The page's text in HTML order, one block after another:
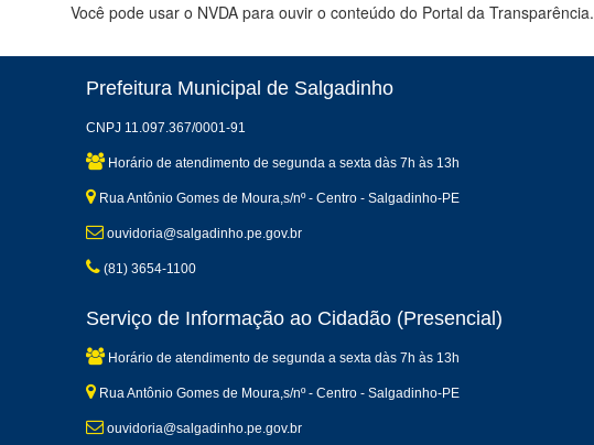
Você pode usar o NVDA para ouvir o conteúdo do Portal da Transparência.
Prefeitura Municipal de Salgadinho
CNPJ 11.097.367/0001-91
Horário de atendimento de segunda a sexta dàs 7h às 13h
Rua Antônio Gomes de Moura,s/nº - Centro - Salgadinho-PE
ouvidoria@salgadinho.pe.gov.br
(81) 3654-1100
Serviço de Informação ao Cidadão (Presencial)
Horário de atendimento de segunda a sexta dàs 7h às 13h
Rua Antônio Gomes de Moura,s/nº - Centro - Salgadinho-PE
ouvidoria@salgadinho.pe.gov.br